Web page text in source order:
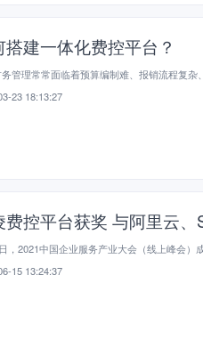
搭建一体化费控平台？
管理常常面临着预算编制难、报销流程复杂
23 18:13:27
费控平台获奖 与阿里云、
，2021中国企业服务产业大会（线上峰会）成
15 13:24:37